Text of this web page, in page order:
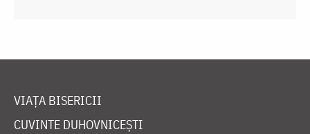
VIAȚA BISERICII
CUVINTE DUHOVNICEȘTI